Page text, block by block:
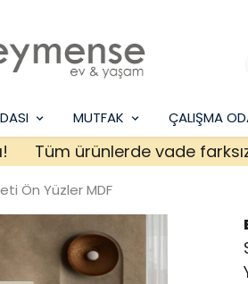
MUTFAK ÇALIŞMA
Tüm ürünlerde vade farksız 9
Ön Yüzler MDF